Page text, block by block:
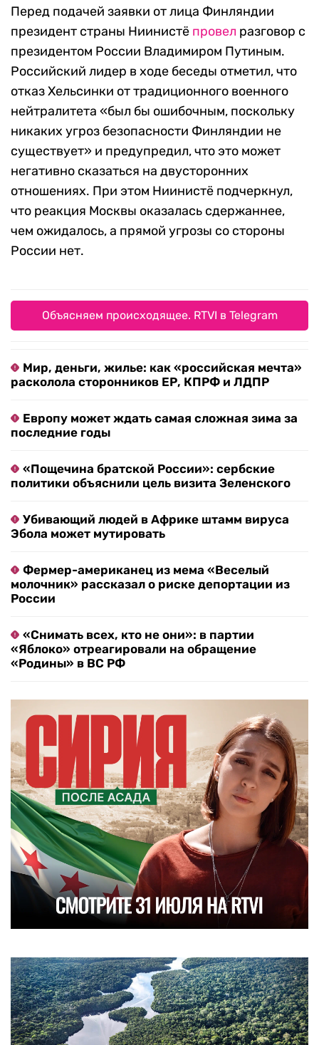
Перед подачей заявки от лица Финляндии
президент страны Ниинистё провел разговор с
президентом России Владимиром Путиным.
Российский лидер в ходе беседы отметил, что
отказ Хельсинки от традиционного военного
нейтралитета «был бы ошибочным, поскольку
никаких угроз безопасности Финляндии не
существует» и предупредил, что это может
негативно сказаться на двусторонних
отношениях. При этом Ниинистё подчеркнул,
что реакция Москвы оказалась сдержаннее,
чем ожидалось, а прямой угрозы со стороны
России нет.
Объясняем происходящее. RTVI в Telegram
Мир, деньги, жилье: как «российская мечта»
расколола сторонников ЕР, КПРФ и ЛДПР
Европу может ждать самая сложная зима за
последние годы
«Пощечина братской России»: сербские
политики объяснили цель визита Зеленского
Убивающий людей в Африке штамм вируса
Эбола может мутировать
Фермер-американец из мема «Веселый
молочник» рассказал о риске депортации из
России
«Снимать всех, кто не они»: в партии
«Яблоко» отреагировали на обращение
«Родины» в ВС РФ